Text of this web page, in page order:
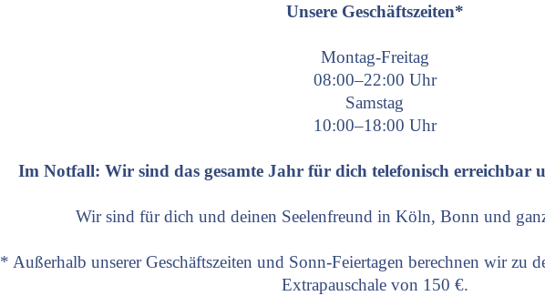
Unsere Geschäftszeiten*
Montag-Freitag
08:00–22:00 Uhr
Samstag
10:00–18:00 Uhr
Im Notfall: Wir sind das gesamte Jahr für dich telefonisch erreichbar
Wir sind für dich und deinen Seelenfreund in Köln, Bonn und
* Außerhalb unserer Geschäftszeiten und Sonn-Feiertagen berechnen wir zu
Extrapauschale von 150 €.